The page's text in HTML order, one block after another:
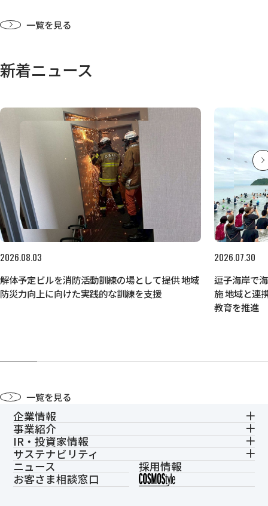
一覧を見る
新着ニュース
2026.08.03
解体予定ビルを消防活動訓練の場として提供 地域
防災力向上に向けた実践的な訓練を支援
2026.07.30
逗子海岸で
施 地域と連
教育を推進
一覧を見る
企業情報
事業紹介
IR・投資家情報
サステナビリティ
ニュース
採用情報
お客さま相談窓口